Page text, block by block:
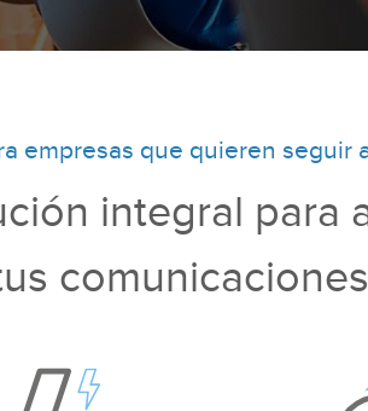
empresas que quieren seguir
integral para